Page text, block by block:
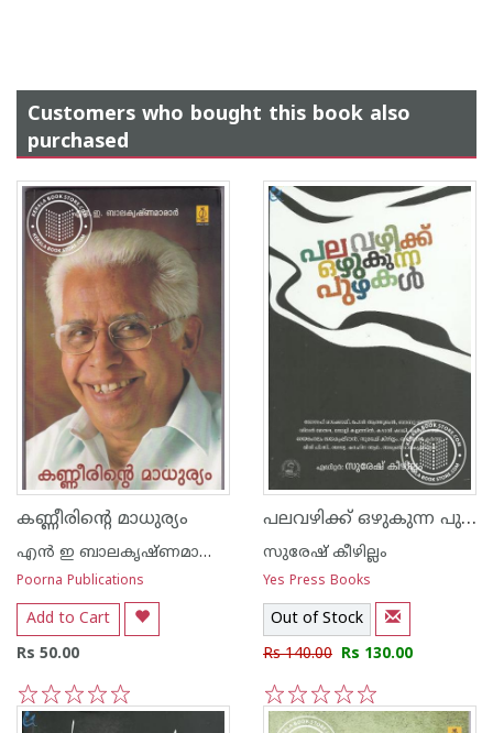
Customers who bought this book also
purchased
കണ്ണീരിന്റെ മാധുര്യം
എ‌ന്‍ ഇ ബാലകൃഷ്ണമാരാര്‍
Poorna Publications
Add to Cart
Rs 50.00
5
4
3
2
1
പലവഴിക്ക് ഒഴുകുന്ന പുഴകള്‍
സുരേഷ് കീഴില്ലം
Yes Press Books
Out of Stock
Rs 140.00 Rs 130.00
5
4
3
2
1